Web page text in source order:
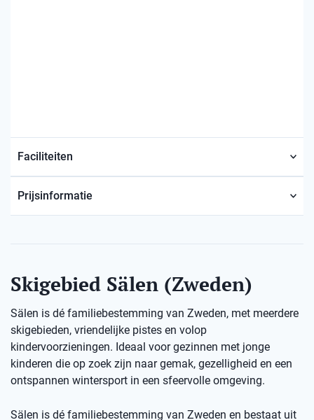
Faciliteiten
Prijsinformatie
Skigebied Sälen (Zweden)
Sälen is dé familiebestemming van Zweden, met meerdere
skigebieden, vriendelijke pistes en volop
kindervoorzieningen. Ideaal voor gezinnen met jonge
kinderen die op zoek zijn naar gemak, gezelligheid en een
ontspannen wintersport in een sfeervolle omgeving.
Sälen is dé familiebestemming van Zweden en bestaat uit